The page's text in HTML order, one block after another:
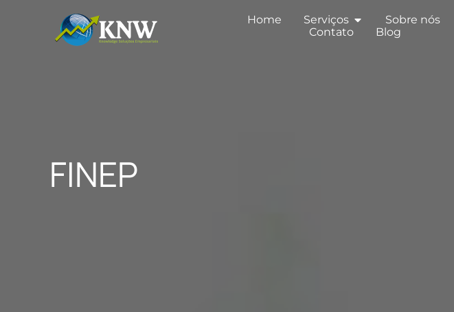
Home Serviços
Sobre nós
Contato
Blog
FINEP